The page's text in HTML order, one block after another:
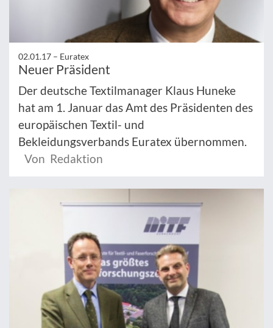
02.01.17 – Euratex
Neuer Präsident
Der deutsche Textilmanager Klaus Huneke
hat am 1. Januar das Amt des Präsidenten des
europäischen Textil- und
Bekleidungsverbands Euratex übernommen.
Von Redaktion